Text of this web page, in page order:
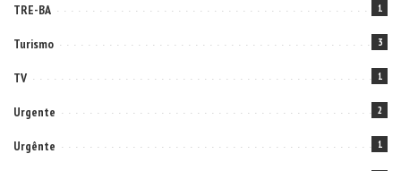
TRE-BA 1
Turismo 3
TV 1
Urgente 2
Urgênte 1